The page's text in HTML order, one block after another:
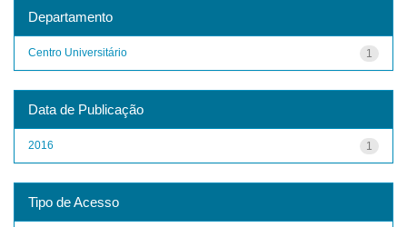
Departamento
1
Centro Universitário
Data de Publicação
1
2016
Tipo de Acesso